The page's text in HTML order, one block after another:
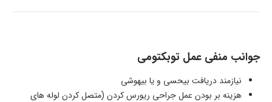
جوانب منفی عمل توبکتومی
نیازمند دریافت بیحسی و یا بیهوشی
هزینه بر بودن عمل جراحی ریورس کردن (متصل کردن لوله های